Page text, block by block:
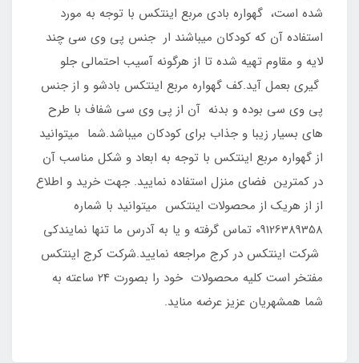
شده است، گهواره بادی مربع اینتکس با توجه به مورد
استفاده آن که کودکان میباشند ار جنس پی وی سی چند
لایه و مقاوم تهیه شده تا از هرگونه آسیب احتمالی جلو
گیری بعمل آید.کف گهواره مربع اینتکس بادشو و از جنس
پی وی سی بوده و بدنه آن از پی وی سی شفاف با طرح
های بسیار زیبا و جذاب برای کودکان میباشد.شما میتوانید
از گهواره مربع اینتکس با توجه به ابعاد و شکل مناسب آن
در کمترین فضای منزل استفاده نمایید. جهت خرید و اطلاع
از از هریک از محصولات اینتکس میتوانید با شماره
09126389358 تماس گرفته و یا به آدرس ما تنها نمایندکی
شرکت اینتکس در کرج مراجعه نمایید.شرکت کرج اینتکس
مفتخر است کلیه محصولات خود را بصورت 24 ساعته به
شما همشهریان عزیز عرضه مناید.